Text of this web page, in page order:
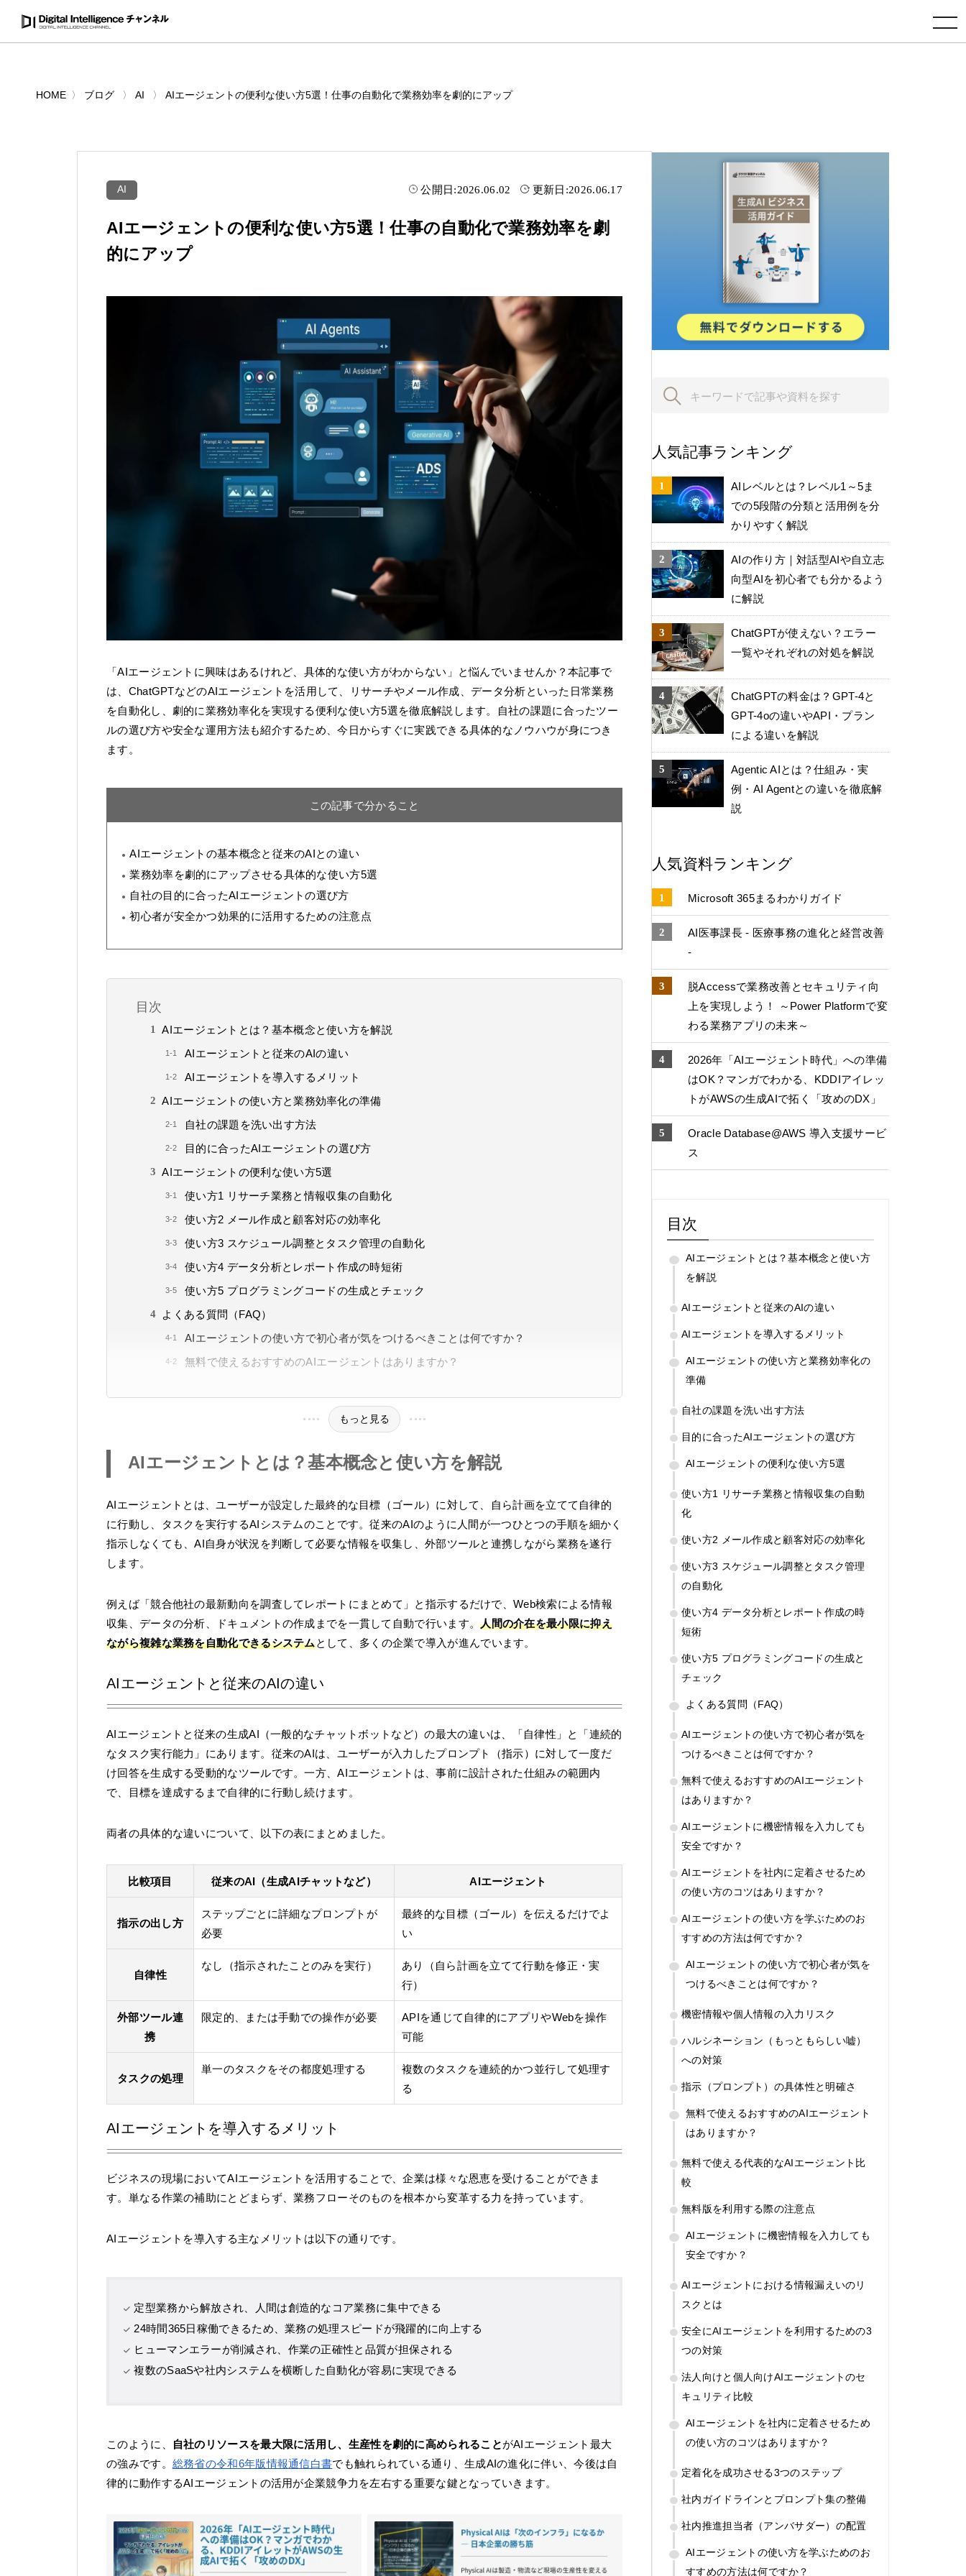
toggle navigation
HOME ブログ AI AIエージェントの便利な使い方5選！仕事の自動化で業務効率を劇的にアップ
AI 公開日:2026.06.02 更新日:2026.06.17
AIエージェントの便利な使い方5選！仕事の自動化で業務効率を劇
的にアップ
「AIエージェントに興味はあるけれど、具体的な使い方がわからない」と悩んでいませんか？本記事で
は、ChatGPTなどのAIエージェントを活用して、リサーチやメール作成、データ分析といった日常業務
を自動化し、劇的に業務効率化を実現する便利な使い方5選を徹底解説します。自社の課題に合ったツー
ルの選び方や安全な運用方法も紹介するため、今日からすぐに実践できる具体的なノウハウが身につき
ます。
この記事で分かること
AIエージェントの基本概念と従来のAIとの違い
業務効率を劇的にアップさせる具体的な使い方5選
自社の目的に合ったAIエージェントの選び方
初心者が安全かつ効果的に活用するための注意点
目次
AIエージェントとは？基本概念と使い方を解説
AIエージェントと従来のAIの違い
AIエージェントを導入するメリット
AIエージェントの使い方と業務効率化の準備
自社の課題を洗い出す方法
目的に合ったAIエージェントの選び方
AIエージェントの便利な使い方5選
使い方1 リサーチ業務と情報収集の自動化
使い方2 メール作成と顧客対応の効率化
使い方3 スケジュール調整とタスク管理の自動化
使い方4 データ分析とレポート作成の時短術
使い方5 プログラミングコードの生成とチェック
よくある質問（FAQ）
AIエージェントの使い方で初心者が気をつけるべきことは何ですか？
無料で使えるおすすめのAIエージェントはありますか？
もっと見る
AIエージェントとは？基本概念と使い方を解説
AIエージェントとは、ユーザーが設定した最終的な目標（ゴール）に対して、自ら計画を立てて自律的
に行動し、タスクを実行するAIシステムのことです。従来のAIのように人間が一つひとつの手順を細かく
指示しなくても、AI自身が状況を判断して必要な情報を収集し、外部ツールと連携しながら業務を遂行
します。
例えば「競合他社の最新動向を調査してレポートにまとめて」と指示するだけで、Web検索による情報
収集、データの分析、ドキュメントの作成までを一貫して自動で行います。人間の介在を最小限に抑え
ながら複雑な業務を自動化できるシステムとして、多くの企業で導入が進んでいます。
AIエージェントと従来のAIの違い
AIエージェントと従来の生成AI（一般的なチャットボットなど）の最大の違いは、「自律性」と「連続的
なタスク実行能力」にあります。従来のAIは、ユーザーが入力したプロンプト（指示）に対して一度だ
け回答を生成する受動的なツールです。一方、AIエージェントは、事前に設計された仕組みの範囲内
で、目標を達成するまで自律的に行動し続けます。
両者の具体的な違いについて、以下の表にまとめました。
比較項目 従来のAI（生成AIチャットなど） AIエージェント
指示の出し方
ステップごとに詳細なプロンプトが
必要
最終的な目標（ゴール）を伝えるだけでよ
い
自律性
なし（指示されたことのみを実行）
あり（自ら計画を立てて行動を修正・実
行）
外部ツール連
携
限定的、または手動での操作が必要
APIを通じて自律的にアプリやWebを操作
可能
タスクの処理
単一のタスクをその都度処理する
複数のタスクを連続的かつ並行して処理す
る
AIエージェントを導入するメリット
ビジネスの現場においてAIエージェントを活用することで、企業は様々な恩恵を受けることができま
す。単なる作業の補助にとどまらず、業務フローそのものを根本から変革する力を持っています。
AIエージェントを導入する主なメリットは以下の通りです。
定型業務から解放され、人間は創造的なコア業務に集中できる
24時間365日稼働できるため、業務の処理スピードが飛躍的に向上する
ヒューマンエラーが削減され、作業の正確性と品質が担保される
複数のSaaSや社内システムを横断した自動化が容易に実現できる
このように、 自社のリソースを最大限に活用し、生産性を劇的に高められることがAIエージェント最大
の強みです。 総務省の令和6年版情報通信白書でも触れられている通り、生成AIの進化に伴い、今後は自
律的に動作するAIエージェントの活用が企業競争力を左右する重要な鍵となっていきます。
人気記事ランキング
AIレベルとは？レベル1～5ま
での5段階の分類と活用例を分
かりやすく解説
AIの作り方｜対話型AIや自立志
向型AIを初心者でも分かるよう
に解説
ChatGPTが使えない？エラー
一覧やそれぞれの対処を解説
ChatGPTの料金は？GPT-4と
GPT-4oの違いやAPI・プラン
による違いを解説
Agentic AIとは？仕組み・実
例・AI Agentとの違いを徹底解
説
人気資料ランキング
Microsoft 365まるわかりガイド
AI医事課長 - 医療事務の進化と経営改善
-
脱Accessで業務改善とセキュリティ向
上を実現しよう！ ～Power Platformで変
わる業務アプリの未来～
2026年「AIエージェント時代」への準備
はOK？マンガでわかる、KDDIアイレッ
トがAWSの生成AIで拓く「攻めのDX」
Oracle Database@AWS 導入支援サービ
ス
目次
AIエージェントとは？基本概念と使い方
を解説
AIエージェントと従来のAIの違い
AIエージェントを導入するメリット
AIエージェントの使い方と業務効率化の
準備
自社の課題を洗い出す方法
目的に合ったAIエージェントの選び方
AIエージェントの便利な使い方5選
使い方1 リサーチ業務と情報収集の自動
化
使い方2 メール作成と顧客対応の効率化
使い方3 スケジュール調整とタスク管理
の自動化
使い方4 データ分析とレポート作成の時
短術
使い方5 プログラミングコードの生成と
チェック
よくある質問（FAQ）
AIエージェントの使い方で初心者が気を
つけるべきことは何ですか？
無料で使えるおすすめのAIエージェント
はありますか？
AIエージェントに機密情報を入力しても
安全ですか？
AIエージェントを社内に定着させるため
の使い方のコツはありますか？
AIエージェントの使い方を学ぶためのお
すすめの方法は何ですか？
AIエージェントの使い方で初心者が気を
つけるべきことは何ですか？
機密情報や個人情報の入力リスク
ハルシネーション（もっともらしい嘘）
への対策
指示（プロンプト）の具体性と明確さ
無料で使えるおすすめのAIエージェント
はありますか？
無料で使える代表的なAIエージェント比
較
無料版を利用する際の注意点
AIエージェントに機密情報を入力しても
安全ですか？
AIエージェントにおける情報漏えいのリ
スクとは
安全にAIエージェントを利用するための3
つの対策
法人向けと個人向けAIエージェントのセ
キュリティ比較
AIエージェントを社内に定着させるため
の使い方のコツはありますか？
定着化を成功させる3つのステップ
社内ガイドラインとプロンプト集の整備
社内推進担当者（アンバサダー）の配置
AIエージェントの使い方を学ぶためのお
すすめの方法は何ですか？